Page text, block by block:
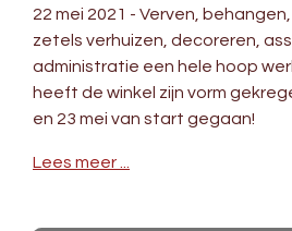
22 mei 2021 - Verven,
zetels verhuizen, decoreren,
administratie een hele hoop
heeft de winkel zijn vorm
en 23 mei van start gegaan!
Lees meer ...